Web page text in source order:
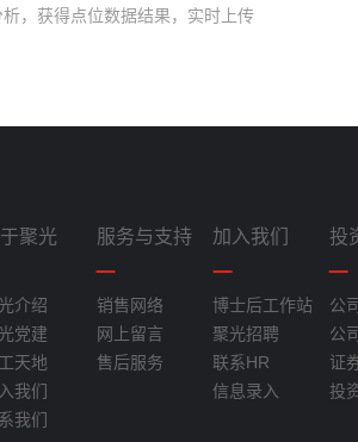
，获得点位数据结果，实时上传
聚光
介绍
党建
天地
我们
我们
服务与支持
销售网络
网上留言
售后服务
加入我们
博士后工作站
聚光招聘
联系HR
信息录入
投
公
公
证
投